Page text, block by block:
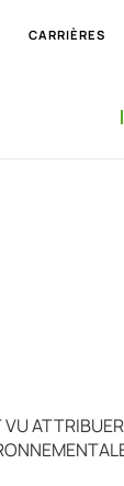
CARRIÈRES